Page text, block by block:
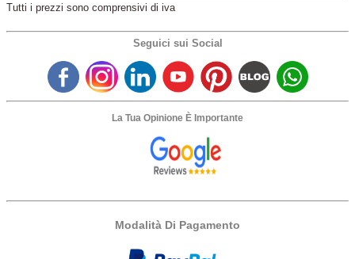
Tutti i prezzi sono comprensivi di iva
Seguici sui Social
La Tua Opinione È Importante
Modalità Di Pagamento